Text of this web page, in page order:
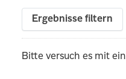
Ergebnisse filtern
Bitte versuch es mit